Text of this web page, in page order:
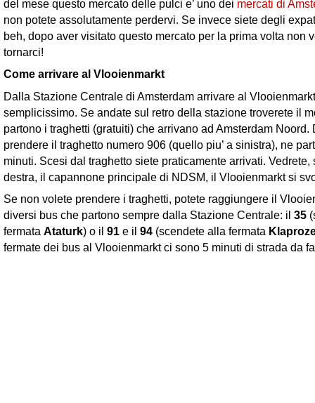
del mese questo mercato delle pulci e’ uno dei mercati di
non potete assolutamente perdervi. Se invece siete degli
beh, dopo aver visitato questo mercato per la prima volta non
tornarci!
Come arrivare al Vlooienmarkt
Dalla Stazione Centrale di Amsterdam arrivare al Vlooienmarkt
semplicissimo. Se andate sul retro della stazione troverete il
partono i traghetti (gratuiti) che arrivano ad Amsterdam Noord.
prendere il traghetto numero 906 (quello piu’ a sinistra), ne
minuti. Scesi dal traghetto siete praticamente arrivati. Vedrete,
destra, il capannone principale di NDSM, il Vlooienmarkt si
Se non volete prendere i traghetti, potete raggiungere il
diversi bus che partono sempre dalla Stazione Centrale: il 35
fermata Ataturk) o il 91 e il 94 (scendete alla fermata
fermate dei bus al Vlooienmarkt ci sono 5 minuti di strada da